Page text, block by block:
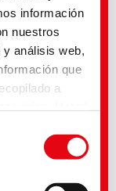
información
nuestros
análisis web,
que
a
los datos se
tratados por